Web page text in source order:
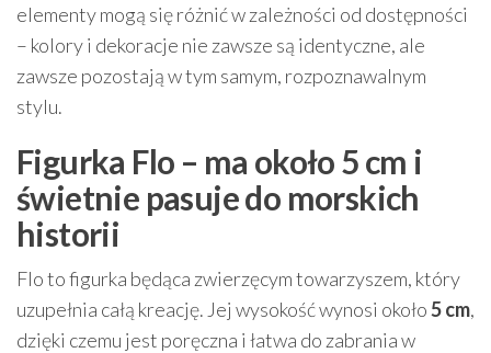
elementy mogą się różnić w zależności od dostępności
– kolory i dekoracje nie zawsze są identyczne, ale
zawsze pozostają w tym samym, rozpoznawalnym
stylu.
Figurka Flo – ma około 5 cm i
świetnie pasuje do morskich
historii
Flo to figurka będąca zwierzęcym towarzyszem, który
uzupełnia całą kreację. Jej wysokość wynosi około5 cm,
dzięki czemu jest poręczna i łatwa do zabrania w